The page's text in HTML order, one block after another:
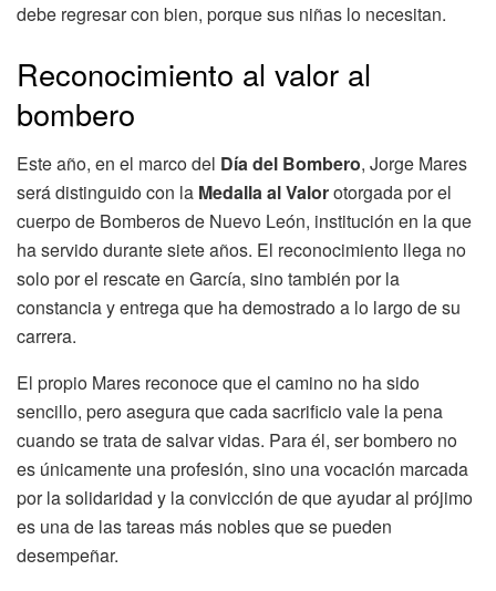
debe regresar con bien, porque sus niñas lo necesitan.
Reconocimiento al valor al
bombero
Este año, en el marco del Día del Bombero, Jorge Mares
será distinguido con la Medalla al Valorotorgada por el
cuerpo de Bomberos de Nuevo León, institución en la que
ha servido durante siete años. El reconocimiento llega no
solo por el rescate en García, sino también por la
constancia y entrega que ha demostrado a lo largo de su
carrera.
El propio Mares reconoce que el camino no ha sido
sencillo, pero asegura que cada sacrificio vale la pena
cuando se trata de salvar vidas. Para él, ser bombero no
es únicamente una profesión, sino una vocación marcada
por la solidaridad y la convicción de que ayudar al prójimo
es una de las tareas más nobles que se pueden
desempeñar.